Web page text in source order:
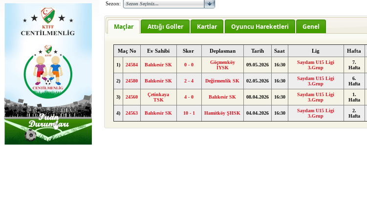
Sezon:
Maçlar Attığı Goller Kartlar Oyuncu Hareketleri Genel
Maç No Ev Sahibi Skor Deplasman Tarih Saat Lig Hafta
1) 24584 Balıkesir SK 0 - 0
Göçmenköy
İYSK
09.05.2026 16:30
Saydam U15 Ligi
3.Grup
7.
Hafta
2) 24580 Balıkesir SK 2 - 4 Değirmenlik SK 02.05.2026 16:30
Saydam U15 Ligi
3.Grup
6.
Hafta
3) 24560
Çetinkaya
TSK
4 - 0 Balıkesir SK 08.04.2026 16:30
Saydam U15 Ligi
3.Grup
1.
Hafta
4) 24563 Balıkesir SK 10 - 1 Hamitköy ŞHSK 04.04.2026 16:30
Saydam U15 Ligi
3.Grup
2.
Hafta